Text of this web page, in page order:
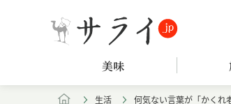
美味
生活 何気ない言葉が「かくれ